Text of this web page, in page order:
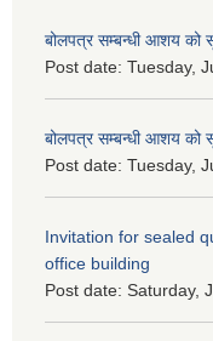
बोलपत्र सम्बन्धी आशय को
Post date: Tuesday,
बोलपत्र सम्बन्धी आशय को
Post date: Tuesday,
Invitation for sealed
office building
Post date: Saturday,